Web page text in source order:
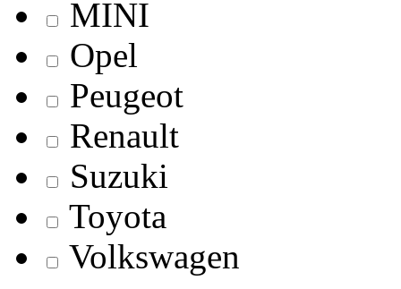
MINI
Opel
Peugeot
Renault
Suzuki
Toyota
Volkswagen